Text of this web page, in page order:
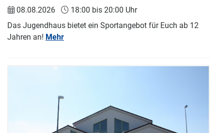
08.08.2026
18:00 bis 20:00 Uhr
Das Jugendhaus bietet ein Sportangebot für Euch ab 12
Jahren an! Mehr